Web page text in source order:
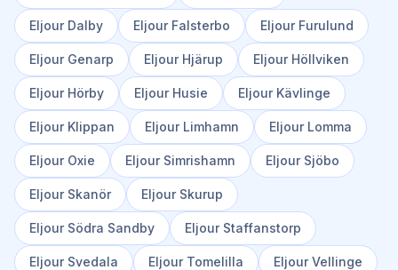
Eljour Dalby Eljour Falsterbo Eljour Furulund
Eljour Genarp Eljour Hjärup Eljour Höllviken
Eljour Hörby Eljour Husie Eljour Kävlinge
Eljour Klippan Eljour Limhamn Eljour Lomma
Eljour Oxie Eljour Simrishamn Eljour Sjöbo
Eljour Skanör Eljour Skurup
Eljour Södra Sandby Eljour Staffanstorp
Eljour Svedala Eljour Tomelilla EljourVellinge